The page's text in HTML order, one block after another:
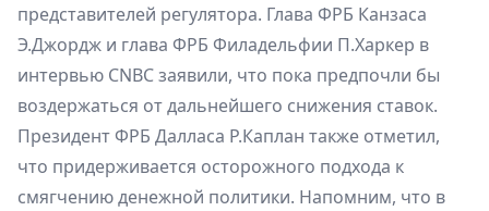
представителей регулятора. Глава ФРБ Канзаса
Э.Джордж и глава ФРБ Филадельфии П.Харкер в
интервью CNBC заявили, что пока предпочли бы
воздержаться от дальнейшего снижения ставок.
Президент ФРБ Далласа Р.Каплан также отметил,
что придерживается осторожного подхода к
смягчению денежной политики. Напомним, что в